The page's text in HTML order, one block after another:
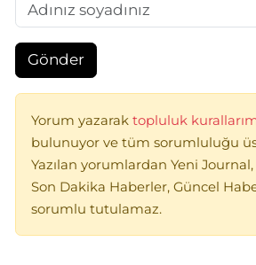
Gönder
Yorum yazarak topluluk
bulunuyor ve tüm sorumluluğu
Yazılan yorumlardan Yeni
Son Dakika Haberler, Güncel
sorumlu tutulamaz.